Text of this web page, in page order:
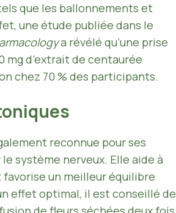
que les ballonnements et
une étude publiée dans le
a révélé qu’une prise
mg d’extrait de centaurée
chez 70 % des participants.
reconnue pour ses
système nerveux. Elle aide à
un meilleur équilibre
effet optimal, il est conseillé de